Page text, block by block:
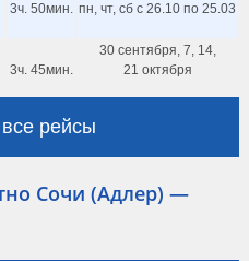
3ч. 50мин. пн, чт, сб с 26.10 по 25.03
3ч. 45мин.
30 сентября, 7, 14,
21 октября
26 сентября, 3, 10, 17,
рейсы
Сочи (Адлер) —